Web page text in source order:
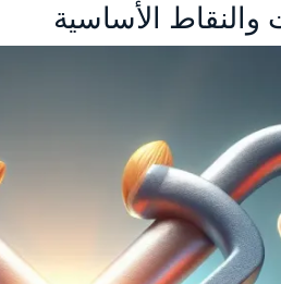
والنقاط الأساسية